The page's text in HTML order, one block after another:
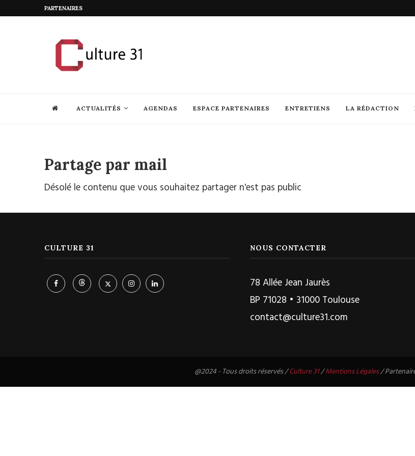
PARTENAIRES
ACTUALITÉS AGENDAS ESPACE PARTENAIRES ENTRETIENS LA RÉDACTION
Partage par mail
Désolé le contenu que vous souhaitez partager n'est pas public
CULTURE 31 NOUS CONTACTER
78 Allée Jean Jaurès
BP 71028 • 31000 Toulouse
contact@culture31.com
@2024 - Tous droits réservés /Culture 31/Mentions Légales/